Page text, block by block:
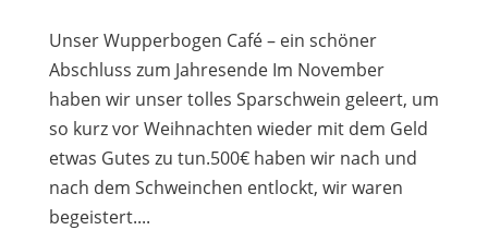
Unser Wupperbogen Café – ein schöner
Abschluss zum Jahresende Im November
haben wir unser tolles Sparschwein geleert, um
so kurz vor Weihnachten wieder mit dem Geld
etwas Gutes zu tun.500€ haben wir nach und
nach dem Schweinchen entlockt, wir waren
begeistert....